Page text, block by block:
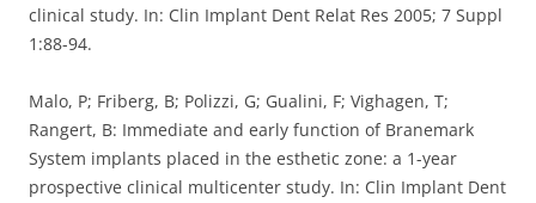
clinical study. In: Clin Implant Dent Relat Res 2005; 7 Suppl
1:88-94.
Malo, P; Friberg, B; Polizzi, G; Gualini, F; Vighagen, T;
Rangert, B: Immediate and early function of Branemark
System implants placed in the esthetic zone: a 1-year
prospective clinical multicenter study. In: Clin Implant Dent